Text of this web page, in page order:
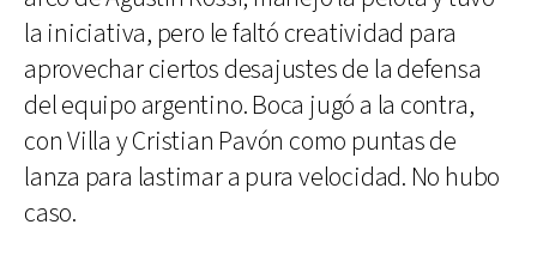
la iniciativa, pero le faltó creatividad para
aprovechar ciertos desajustes de la defensa
del equipo argentino. Boca jugó a la contra,
con Villa y Cristian Pavón como puntas de
lanza para lastimar a pura velocidad. No hubo
caso.